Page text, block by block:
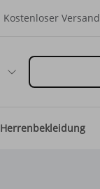
Kostenloser Versand
Herrenbekleidung